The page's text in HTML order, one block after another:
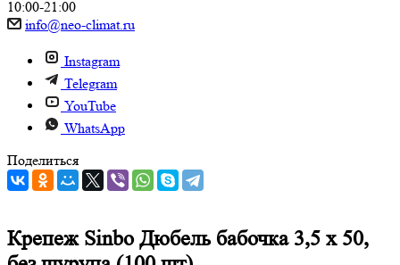
10:00-21:00
info@neo-climat.ru
Instagram
Telegram
YouTube
WhatsApp
Поделиться
Крепеж Sinbo Дюбель бабочка 3,5 х 50,